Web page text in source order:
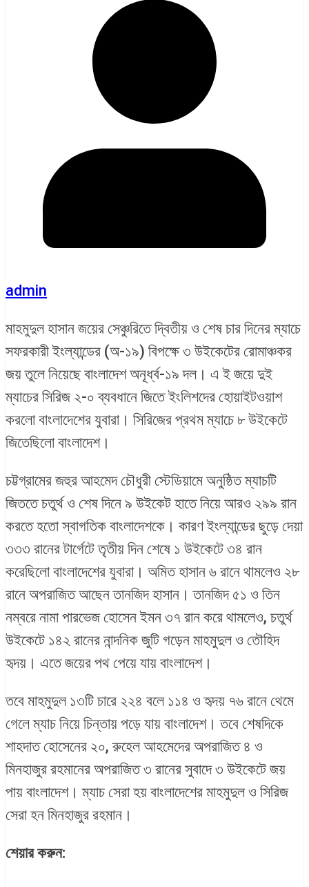
admin
মাহমুদুল হাসান জয়ের সেঞ্চুরিতে দ্বিতীয় ও শেষ চার দিনের ম্যাচে
সফরকারী ইংল্যান্ডের (অ-১৯) বিপক্ষে ৩ উইকেটের রোমাঞ্চকর
জয় তুলে নিয়েছে বাংলাদেশ অনূর্ধ্ব-১৯ দল। এ ই জয়ে দুই
ম্যাচের সিরিজ ২-০ ব্যবধানে জিতে ইংলিশদের হোয়াইটওয়াশ
করলো বাংলাদেশের যুবারা। সিরিজের প্রথম ম্যাচে ৮ উইকেটে
জিতেছিলো বাংলাদেশ।
চট্টগ্রামের জহুর আহমেদ চৌধুরী স্টেডিয়ামে অনুষ্ঠিত ম্যাচটি
জিততে চতুর্থ ও শেষ দিনে ৯ উইকেট হাতে নিয়ে আরও ২৯৯ রান
করতে হতো স্বাগতিক বাংলাদেশকে। কারণ ইংল্যান্ডের ছুড়ে দেয়া
৩৩৩ রানের টার্গেটে তৃতীয় দিন শেষে ১ উইকেটে ৩৪ রান
করেছিলো বাংলাদেশের যুবারা। অমিত হাসান ৬ রানে থামলেও ২৮
রানে অপরাজিত আছেন তানজিদ হাসান। তানজিদ ৫১ ও তিন
নম্বরে নামা পারভেজ হোসেন ইমন ৩৭ রান করে থামলেও, চতুর্থ
উইকেটে ১৪২ রানের নান্দনিক জুটি গড়েন মাহমুদুল ও তৌহিদ
হৃদয়। এতে জয়ের পথ পেয়ে যায় বাংলাদেশ।
তবে মাহমুদুল ১৩টি চারে ২২৪ বলে ১১৪ ও হৃদয় ৭৬ রানে থেমে
গেলে ম্যাচ নিয়ে চিন্তায় পড়ে যায় বাংলাদেশ। তবে শেষদিকে
শাহদাত হোসেনের ২০, রুহেল আহমেদের অপরাজিত ৪ ও
মিনহাজুর রহমানের অপরাজিত ৩ রানের সুবাদে ৩ উইকেটে জয়
পায় বাংলাদেশ। ম্যাচ সেরা হয় বাংলাদেশের মাহমুদুল ও সিরিজ
সেরা হন মিনহাজুর রহমান।
শেয়ার করুন: